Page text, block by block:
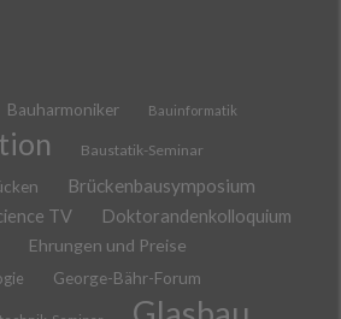
Bauharmoniker Bauinformatik
Baustatik-Seminar
Brückenbausymposium
TV Doktorandenkolloquium
Ehrungen und Preise
George-Bähr-Forum